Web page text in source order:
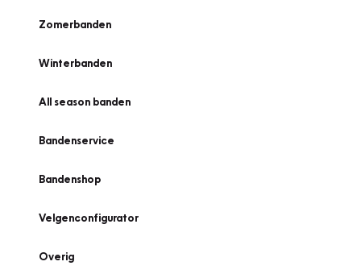
Zomerbanden
Winterbanden
All season banden
Bandenservice
Bandenshop
Velgenconfigurator
Overig